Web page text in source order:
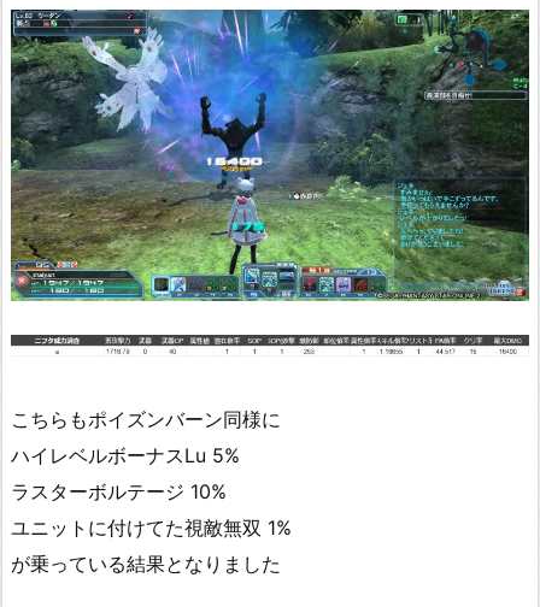
こちらもポイズンバーン同様に
ハイレベルボーナスLu 5%
ラスターボルテージ 10%
ユニットに付けてた視敵無双 1%
が乗っている結果となりました